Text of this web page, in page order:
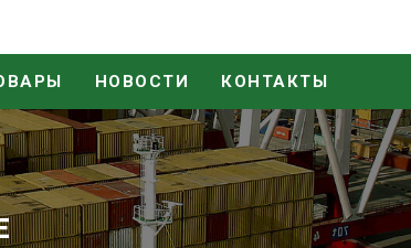
НОВОСТИ КОНТАКТЫ